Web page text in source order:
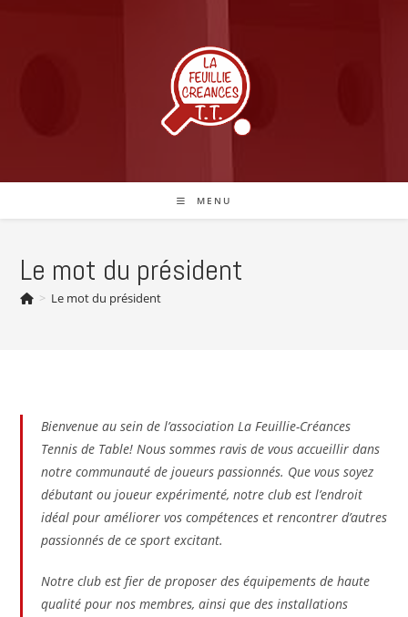
MENU
Le mot du président
> Le mot du président
Bienvenue au sein de l’association La Feuillie-Créances
Tennis de Table! Nous sommes ravis de vous accueillir dans
notre communauté de joueurs passionnés. Que vous soyez
débutant ou joueur expérimenté, notre club est l’endroit
idéal pour améliorer vos compétences et rencontrer d’autres
passionnés de ce sport excitant.
Notre club est fier de proposer des équipements de haute
qualité pour nos membres, ainsi que des installations